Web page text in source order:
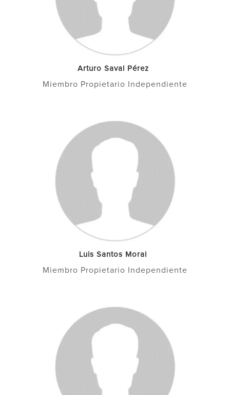
Arturo Saval Pérez
Miembro Propietario Independiente
Luis Santos Moral
Miembro Propietario Independiente